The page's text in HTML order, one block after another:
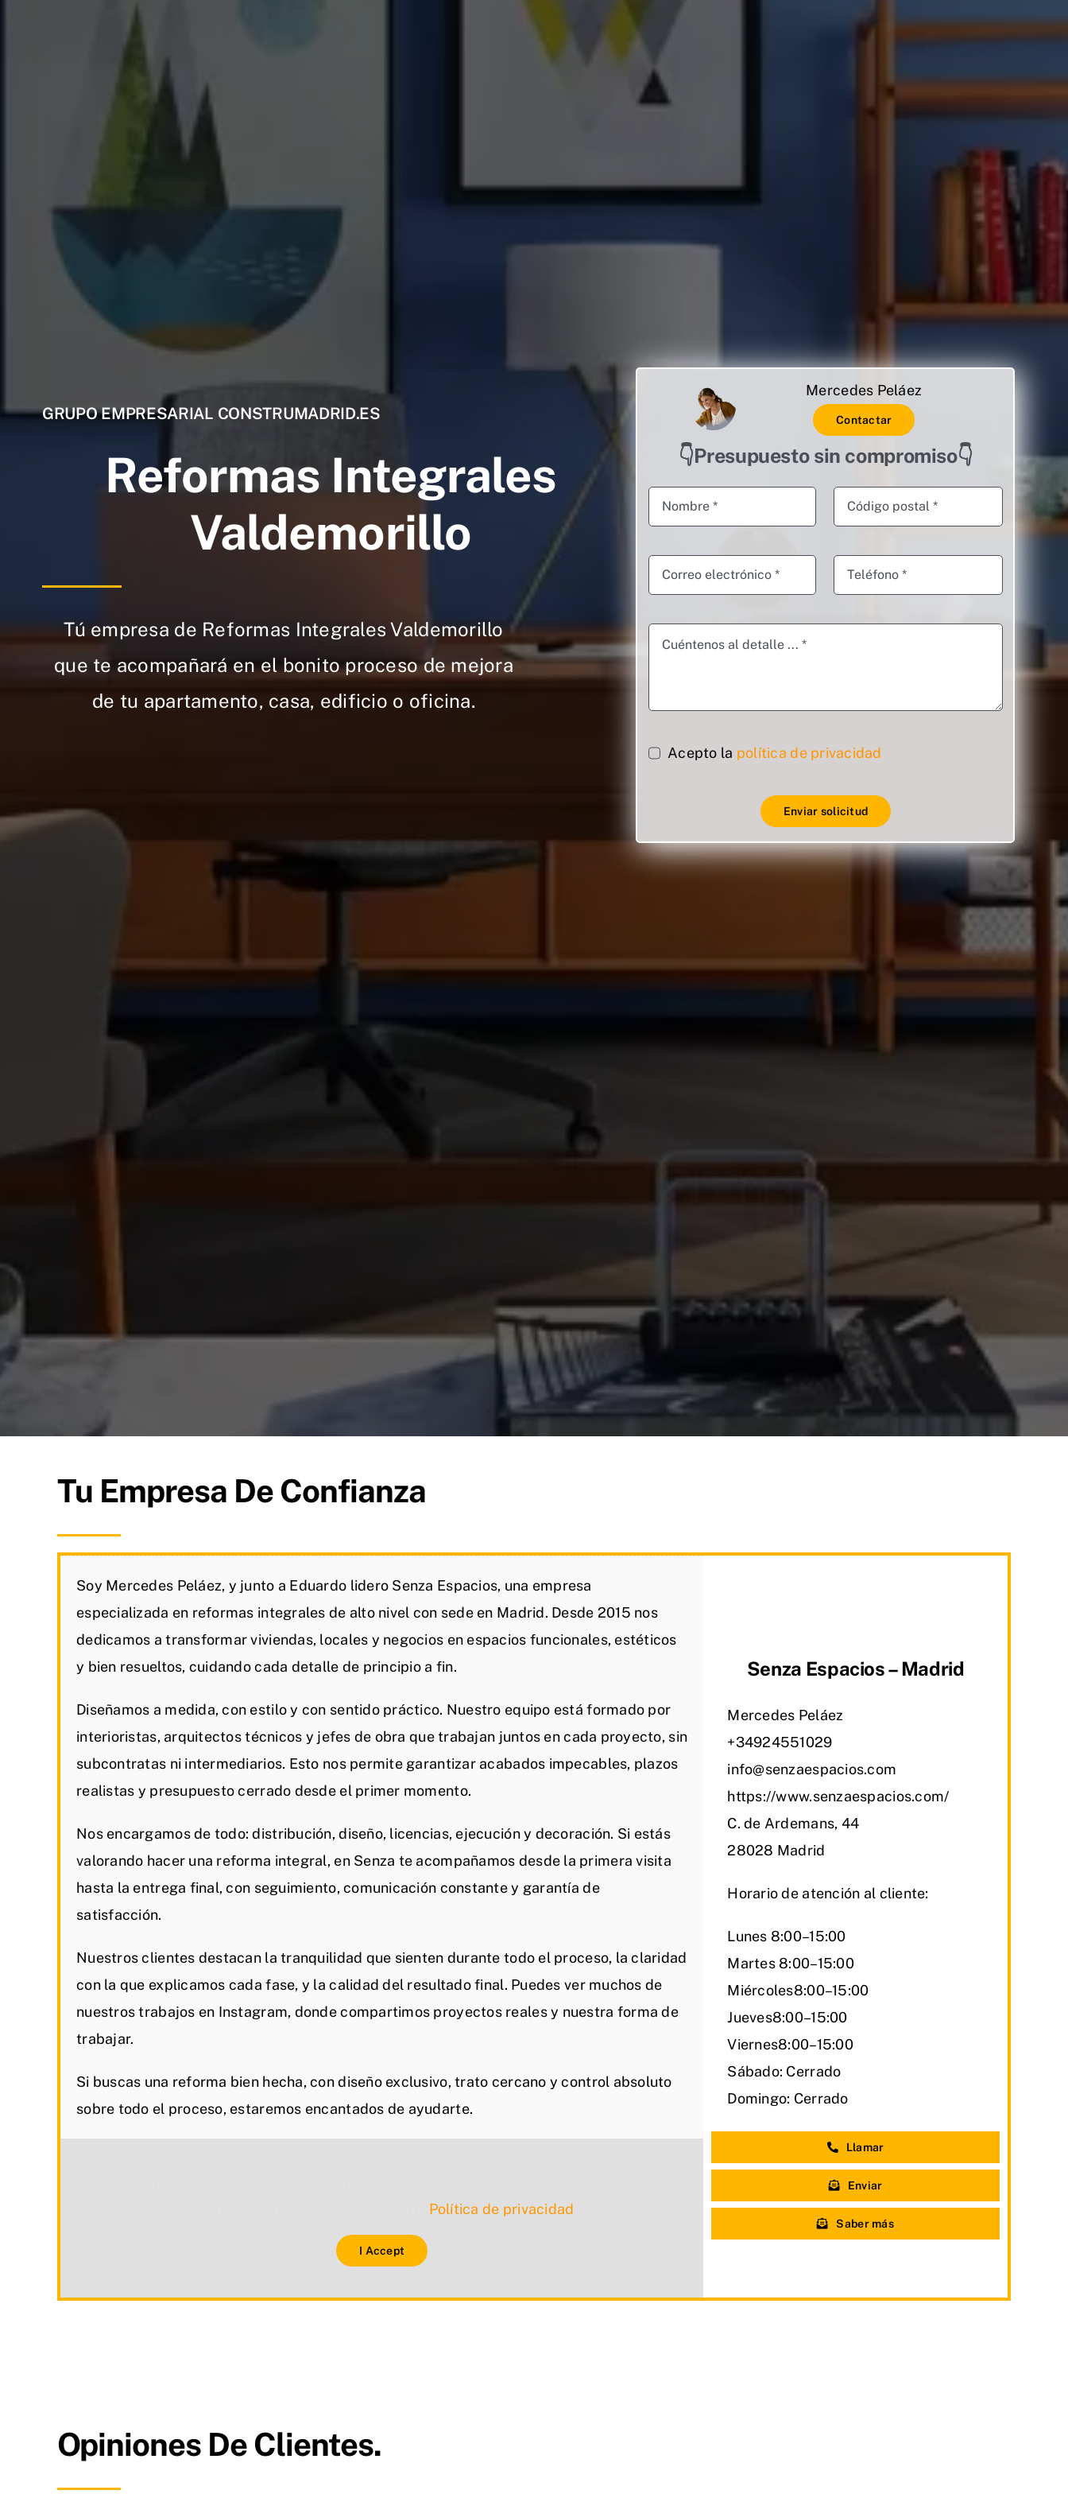
GRUPO EMPRESARIAL CONSTRUMADRID.ES
Reformas Integrales
Valdemorillo
Tú empresa de Reformas Integrales Valdemorillo
que te acompañará en el bonito proceso de mejora
de tu apartamento, casa, edificio o oficina.
Mercedes Peláez
Contactar
👇Presupuesto sin compromiso👇
Acepto la política de privacidad
Enviar solicitud
Tu Empresa De Confianza
Soy Mercedes Peláez, y junto a Eduardo lidero Senza Espacios, una empresa
especializada en reformas integrales de alto nivel con sede en Madrid. Desde 2015 nos
dedicamos a transformar viviendas, locales y negocios en espacios funcionales, estéticos
y bien resueltos, cuidando cada detalle de principio a fin.
Diseñamos a medida, con estilo y con sentido práctico. Nuestro equipo está formado por
interioristas, arquitectos técnicos y jefes de obra que trabajan juntos en cada proyecto, sin
subcontratas ni intermediarios. Esto nos permite garantizar acabados impecables, plazos
realistas y presupuesto cerrado desde el primer momento.
Nos encargamos de todo: distribución, diseño, licencias, ejecución y decoración. Si estás
valorando hacer una reforma integral, en Senza te acompañamos desde la primera visita
hasta la entrega final, con seguimiento, comunicación constante y garantía de
satisfacción.
Nuestros clientes destacan la tranquilidad que sienten durante todo el proceso, la claridad
con la que explicamos cada fase, y la calidad del resultado final. Puedes ver muchos de
nuestros trabajos en Instagram, donde compartimos proyectos reales y nuestra forma de
trabajar.
Si buscas una reforma bien hecha, con diseño exclusivo, trato cercano y control absoluto
sobre todo el proceso, estaremos encantados de ayudarte.
Política de privacidad
I Accept
Senza Espacios – Madrid
Mercedes Peláez
+34924551029
info@senzaespacios.com
https://www.senzaespacios.com/
C. de Ardemans, 44
28028 Madrid
Horario de atención al cliente:
Lunes 8:00–15:00
Martes 8:00–15:00
Miércoles8:00–15:00
Jueves8:00–15:00
Viernes8:00–15:00
Sábado: Cerrado
Domingo: Cerrado
Llamar
Enviar
Saber más
Opiniones De Clientes.